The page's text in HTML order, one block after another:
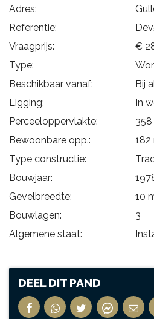
Adres:
Referentie:
Vraagprijs:
€
Type:
Beschikbaar vanaf:
Bij
Ligging:
In
Perceeloppervlakte:
358
Bewoonbare opp.:
182
Type constructie:
Bouwjaar:
Gevelbreedte:
10
Bouwlagen:
3
Algemene staat:
DEEL DIT PAND